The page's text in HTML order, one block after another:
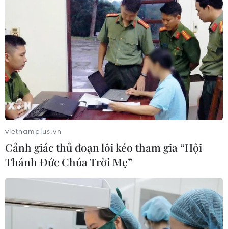
TIN CÙNG CHUYÊN MỤC
Bão Dolphin gây ảnh hưởng diện
rộng tại miền Đông Trung Quốc
09/08/2026 04:23
vietnamplus.vn
Cảnh giác thủ đoạn lôi kéo tham gia “Hội
Thánh Đức Chúa Trời Mẹ”